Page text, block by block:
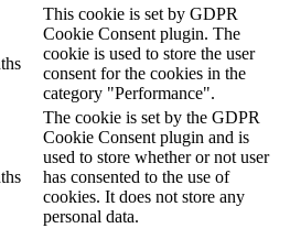
This cookie is set by GDPR
Cookie Consent plugin. The
cookie is used to store the user
consent for the cookies in the
category "Performance".
The cookie is set by the GDPR
Cookie Consent plugin and is
used to store whether or not user
has consented to the use of
cookies. It does not store any
personal data.